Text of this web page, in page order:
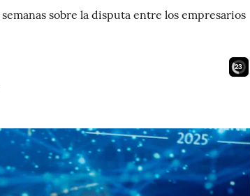
sobre la disputa entre los empresarios
21